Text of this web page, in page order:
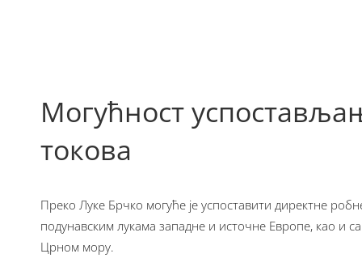
Могућност
токова
Преко Луке Брчко могуће је успоставити директне
подунавским лукама западне и источне Европе, као и
Црном мору.